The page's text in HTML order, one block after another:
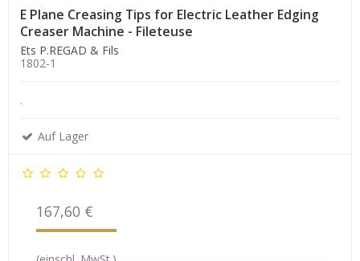
E Plane Creasing Tips for Electric Leather Edging
Creaser Machine - Fileteuse
Ets P.REGAD & Fils
1802-1
.
Auf Lager
167,60 €